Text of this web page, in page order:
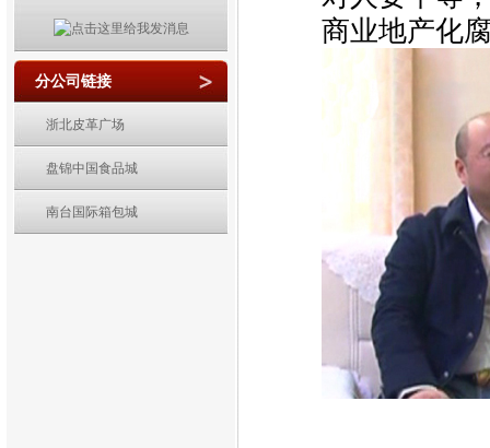
分公司链接
浙北皮革广场
盘锦中国食品城
南台国际箱包城
商业地产化